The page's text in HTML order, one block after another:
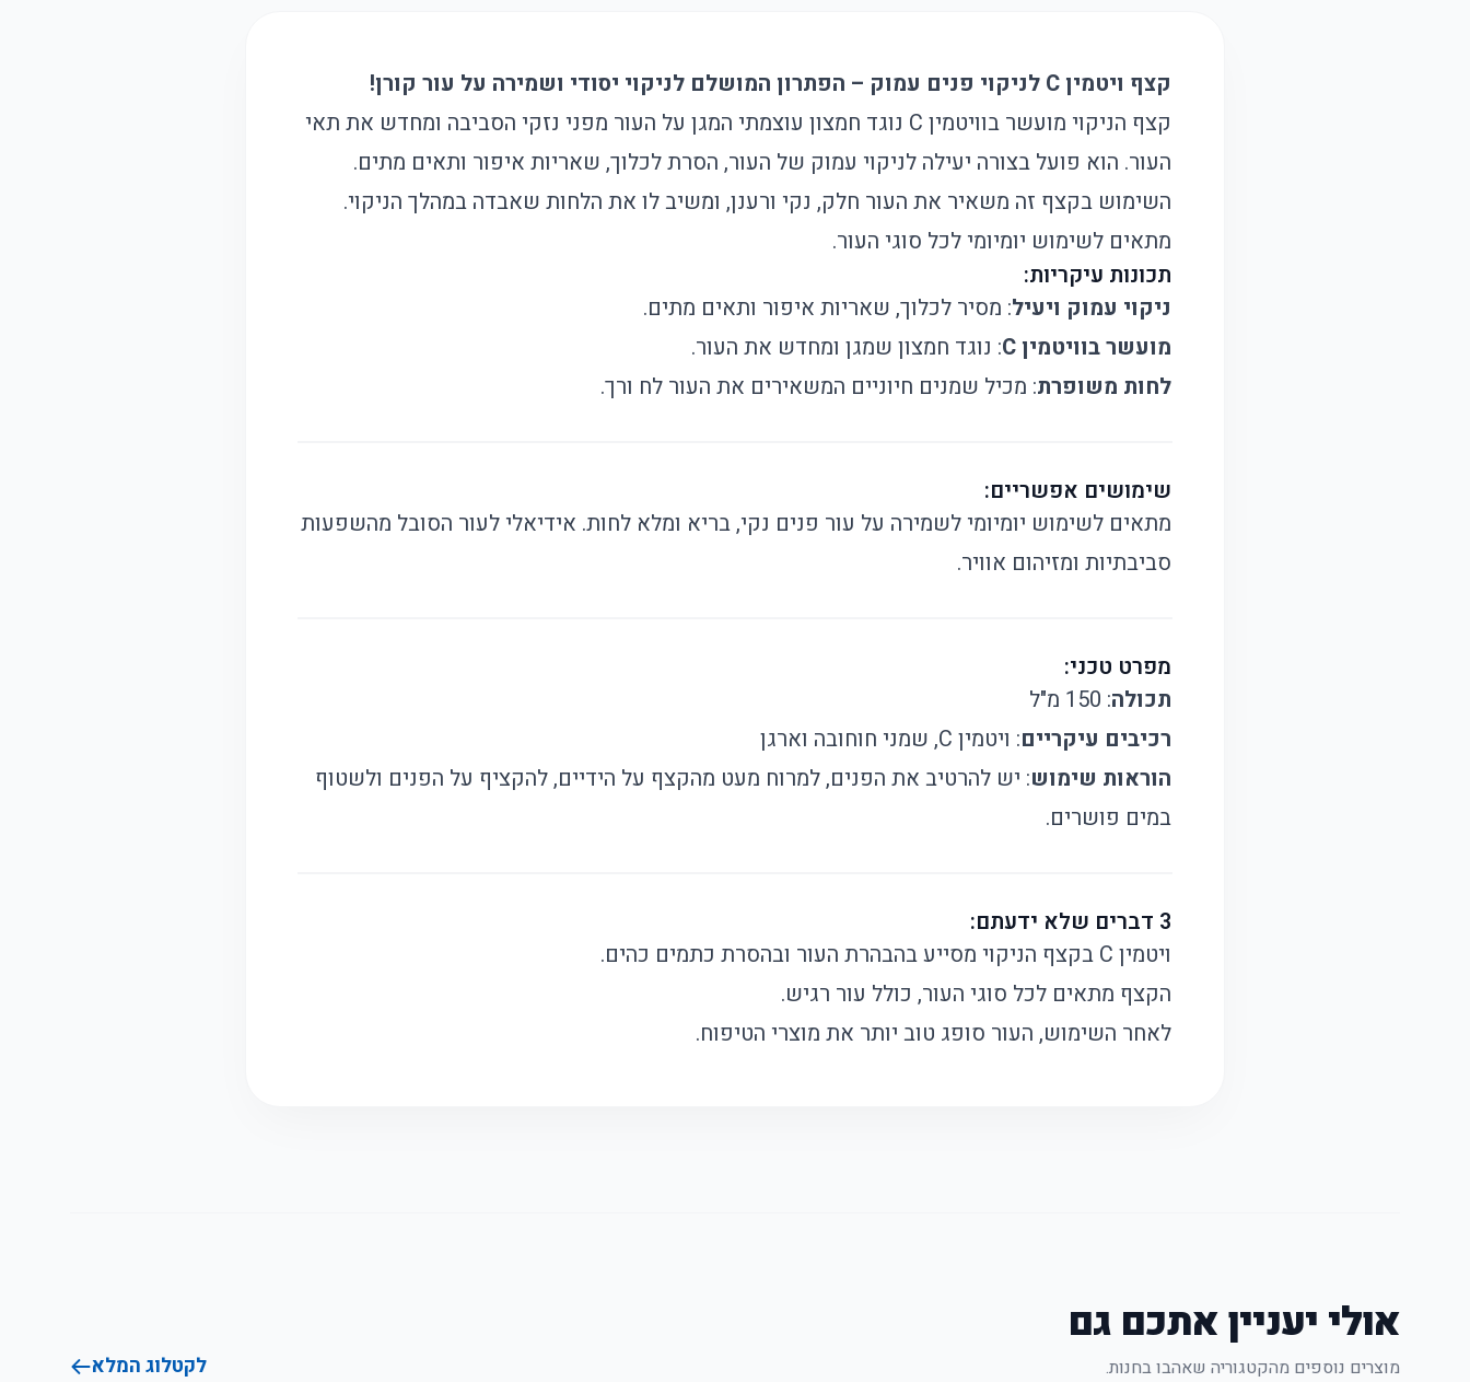
קצף ויטמין C לניקוי פנים עמוק – הפתרון המושלם לניקוי יסודי ושמירה על עור קורן!
קצף הניקוי מועשר בוויטמין C נוגד חמצון עוצמתי המגן על העור מפני נזקי הסביבה ומחדש את תאי
העור. הוא פועל בצורה יעילה לניקוי עמוק של העור, הסרת לכלוך, שאריות איפור ותאים מתים.
השימוש בקצף זה משאיר את העור חלק, נקי ורענן, ומשיב לו את הלחות שאבדה במהלך הניקוי.
מתאים לשימוש יומיומי לכל סוגי העור.
תכונות עיקריות:
ניקוי עמוק ויעיל: מסיר לכלוך, שאריות איפור ותאים מתים.
מועשר בוויטמין C
: נוגד חמצון שמגן ומחדש את העור.
לחות משופרת: מכיל שמנים חיוניים המשאירים את העור לח ורך.
שימושים אפשריים:
מתאים לשימוש יומיומי לשמירה על עור פנים נקי, בריא ומלא לחות. אידיאלי לעור הסובל מהשפעות
סביבתיות ומזיהום אוויר.
מפרט טכני:
תכולה: 150 מ"ל
רכיבים עיקריים: ויטמין C, שמני חוחובה וארגן
הוראות שימוש: יש להרטיב את הפנים, למרוח מעט מהקצף על הידיים, להקציף על הפנים ולשטוף
במים פושרים.
3 דברים שלא ידעתם:
ויטמין C בקצף הניקוי מסייע בהבהרת העור ובהסרת כתמים כהים.
הקצף מתאים לכל סוגי העור, כולל עור רגיש.
לאחר השימוש, העור סופג טוב יותר את מוצרי הטיפוח.
אולי יעניין אתכם גם
מוצרים נוספים מהקטגוריה שאהבו בחנות. לקטלוג המלא